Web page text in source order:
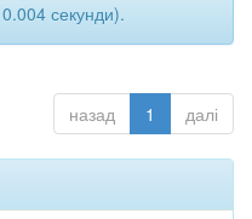
секунди).
назад 1 далі